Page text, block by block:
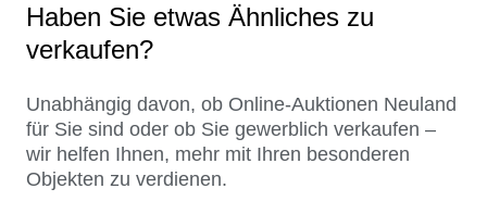
Haben Sie etwas Ähnliches zu
verkaufen?
Unabhängig davon, ob Online-Auktionen Neuland
für Sie sind oder ob Sie gewerblich verkaufen –
wir helfen Ihnen, mehr mit Ihren besonderen
Objekten zu verdienen.